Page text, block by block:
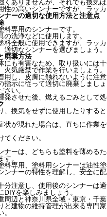
くありませんが、それでも換気
性の高いシンナーですが、ラッ
ナーの適切な使用方法と注意点
専用のシンナーです。
洗浄などに使用します。
料全般に使用できますが、ラッ
切なシンナーを選びましょう。
廃棄方法
にも有害なため、取り扱いには
気厳禁で作業を行いましょう。
用し、皮膚に触れないように注
指示に従って適切に廃棄しまし
い。
発させた後、燃えるごみとして
、換気をせずに使用したりする
状が現れた場合は、直ちに作業
ください。
ナーは、どちらも塗料を薄める
。
料専用、塗料用シンナーは油性
ンナーの特性を理解し、安全に
分注意し、使用後のシンナーは
を楽しみましょう。
周辺と神奈川県全域・東京・千
と建物の維持管理が出来る専門